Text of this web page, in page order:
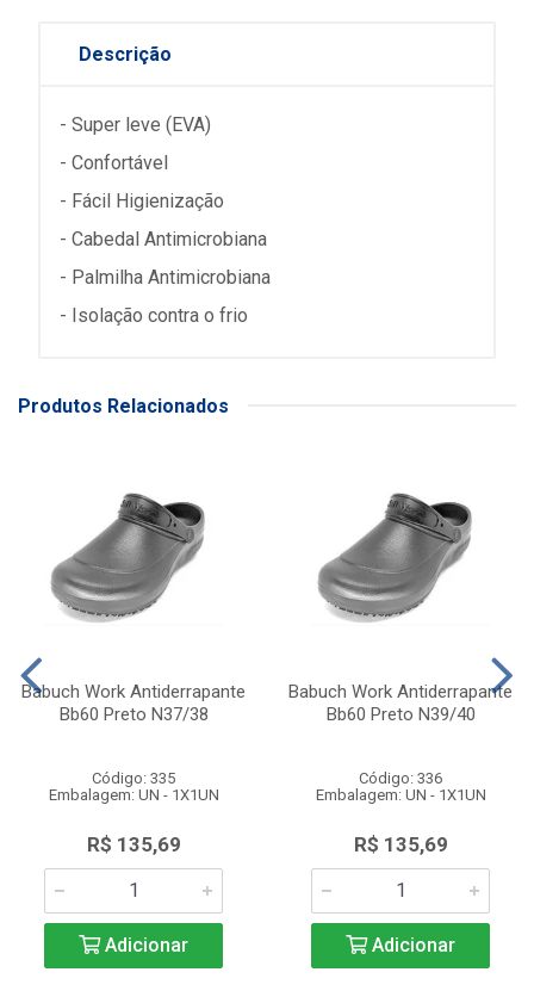
Descrição
- Super leve (EVA)
- Confortável
- Fácil Higienização
- Cabedal Antimicrobiana
- Palmilha Antimicrobiana
- Isolação contra o frio
Produtos Relacionados
Babuch Work Antiderrapante
Bb60 Preto N37/38
Código: 335
Embalagem: UN - 1X1UN
R$ 135,69
Adicionar
Babuch Work Antiderrapante
Bb60 Preto N39/40
Código: 336
Embalagem: UN - 1X1UN
R$ 135,69
Adicionar